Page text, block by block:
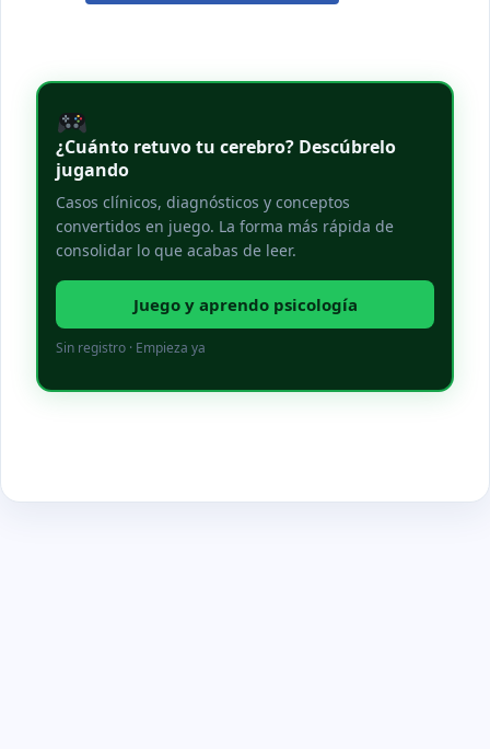
¿Cuánto retuvo tu cerebro? Descúbrelo
jugando
Casos clínicos, diagnósticos y conceptos
convertidos en juego. La forma más rápida de
consolidar lo que acabas de leer.
Juego y aprendo psicología
Sin registro · Empieza ya